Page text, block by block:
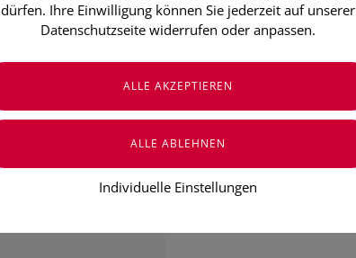
€ 24,05
zzgl. Versandkosten
dürfen. Ihre Einwilligung können Sie jederzeit auf unserer
Datenschutzseite widerrufen oder anpassen.
Individuelle Einstellungen